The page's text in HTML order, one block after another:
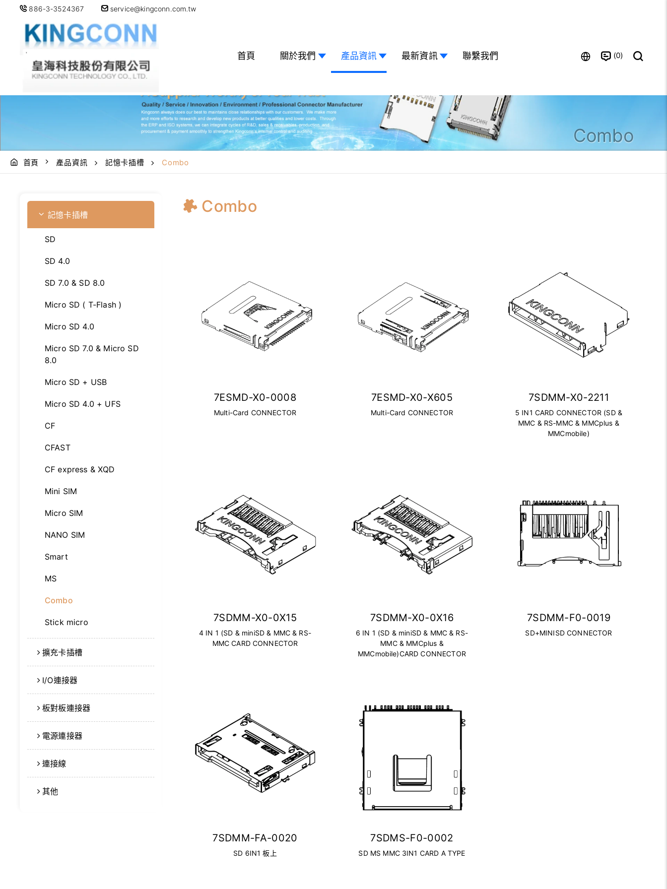
886-3-3524367 service@kingconn.com.tw
首頁 關於我們 產品資訊 最新資訊 聯繫我們 0
Combo
首頁 產品資訊 記憶卡插槽 Combo
記憶卡插槽
SD
SD 4.0
SD 7.0 & SD 8.0
Micro SD ( T-Flash )
Micro SD 4.0
Micro SD 7.0 & Micro SD
8.0
Micro SD + USB
Micro SD 4.0 + UFS
CF
CFAST
CF express & XQD
Mini SIM
Micro SIM
NANO SIM
Smart
MS
Combo
Stick micro
擴充卡插槽
I/O連接器
板對板連接器
電源連接器
連接線
其他
Combo
7ESMD-X0-0008
Multi-Card CONNECTOR
7ESMD-X0-X605
Multi-Card CONNECTOR
7SDMM-X0-2211
5 IN1 CARD CONNECTOR (SD &
MMC & RS-MMC & MMCplus &
MMCmobile)
7SDMM-X0-0X15
4 IN 1 (SD & miniSD & MMC & RS-
MMC CARD CONNECTOR
7SDMM-X0-0X16
6 IN 1 (SD & miniSD & MMC & RS-
MMC & MMCplus &
MMCmobile)CARD CONNECTOR
7SDMM-F0-0019
SD+MINISD CONNECTOR
7SDMM-FA-0020
SD 6IN1 板上
7SDMS-F0-0002
SD MS MMC 3IN1 CARD A TYPE